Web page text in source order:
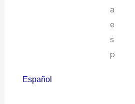
Español